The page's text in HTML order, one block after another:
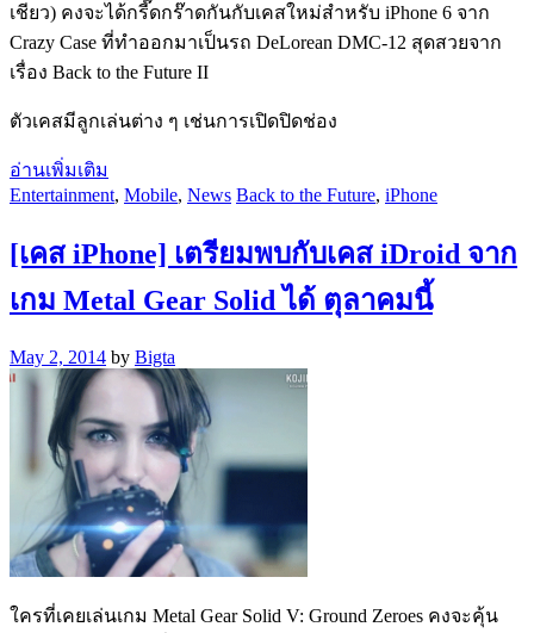
เชียว) คงจะได้กรี๊ดกร๊าดกันกับเคสใหม่สำหรับ iPhone 6 จาก
Crazy Case ที่ทำออกมาเป็นรถ DeLorean DMC-12 สุดสวยจาก
เรื่อง Back to the Future II
ตัวเคสมีลูกเล่นต่าง ๆ เช่นการเปิดปิดช่อง
อ่านเพิ่มเติม
Entertainment, Mobile, News Back to the Future, iPhone
[เคส iPhone] เตรียมพบกับเคส iDroid จาก
เกม Metal Gear Solid ได้ ตุลาคมนี้
May 2, 2014 by Bigta
ใครที่เคยเล่นเกม Metal Gear Solid V: Ground Zeroes คงจะคุ้น